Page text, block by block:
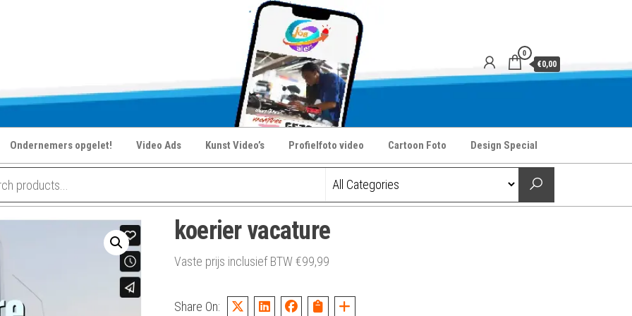
0
€0,00
Ondernemers opgelet! Video Ads Kunst Video’s Profielfoto video Cartoon Foto Design Special
koerier vacature
Vaste prijs inclusief BTW€99,99
Share On: